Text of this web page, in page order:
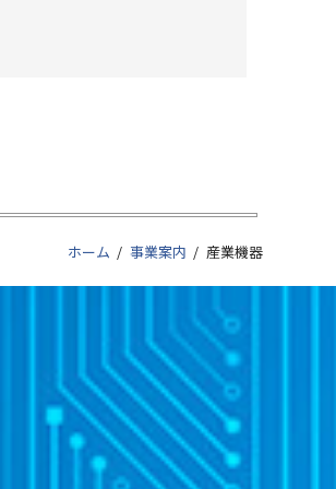
ホーム 事業案内 産業機器